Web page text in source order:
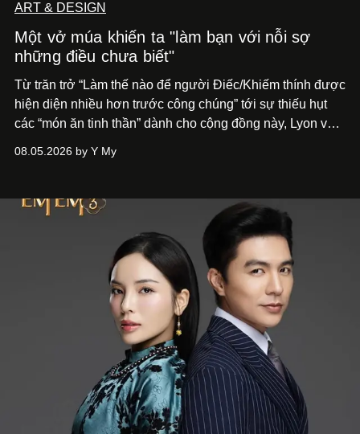
ART & DESIGN
Một vở múa khiến ta "làm bạn với nỗi sợ
những điều chưa biết"
Từ trăn trở “Làm thế nào để người Điếc/Khiếm thính được
hiện diện nhiều hơn trước công chúng” tới sự thiếu hụt
các “món ăn tinh thần” dành cho cộng đồng này, Lyon và
phẩm múa đương đại thành hiện thực, mang tên Lắng
08.05.2026 by Y My